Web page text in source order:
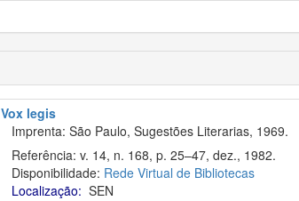
Vox legis
Imprenta: São Paulo, Sugestões Literarias, 1969.
Referência: v. 14, n. 168, p. 25–47, dez., 1982.
Disponibilidade: Rede Virtual de Bibliotecas
Localização: SEN